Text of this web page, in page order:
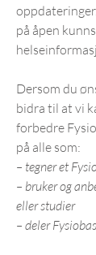
på åpen
Dersom du
bidra til at vi
forbedre
på alle som:
– tegner et
– bruker og
eller studier
– deler